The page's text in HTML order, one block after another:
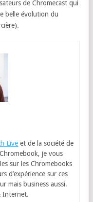
de Chromecast qui
belle évolution du
Live et de la société de
je vous
sur les Chromebooks
d’expérience sur ces
mais business aussi.
Internet.